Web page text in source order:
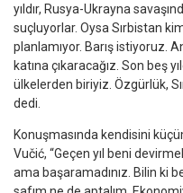
yıldır, Rusya-Ukrayna
suçluyorlar. Oysa Sırbistan
planlamıyor. Barış istiyoruz.
katına çıkaracağız. Son beş
ülkelerden biriyiz. Özgürlük,
dedi.
Konuşmasında kendisini
Vučić, “Geçen yıl beni
ama başaramadınız. Bilin ki